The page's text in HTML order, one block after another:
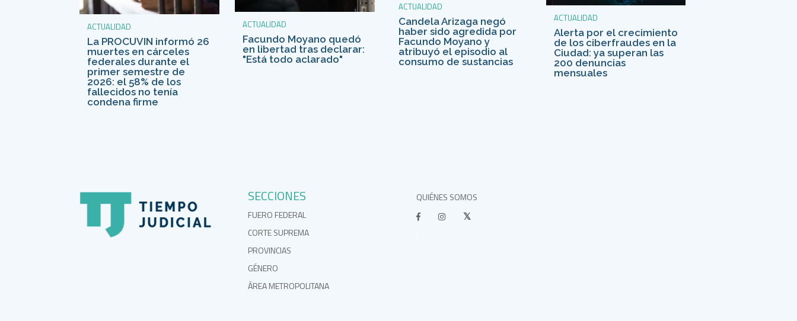
ACTUALIDAD
La PROCUVIN informó 26
muertes en cárceles
federales durante el
primer semestre de
2026: el 58% de los
fallecidos no tenía
condena firme
ACTUALIDAD
Facundo Moyano quedó
en libertad tras declarar:
"Está todo aclarado"
ACTUALIDAD
Candela Arizaga negó
haber sido agredida por
Facundo Moyano y
atribuyó el episodio al
consumo de sustancias
ACTUALIDAD
Alerta por el crecimiento
de los ciberfraudes en la
Ciudad: ya superan las
200 denuncias
mensuales
SECCIONES
FUERO FEDERAL
CORTE SUPREMA
PROVINCIAS
GÉNERO
ÁREA METROPOLITANA
QUIÉNES SOMOS